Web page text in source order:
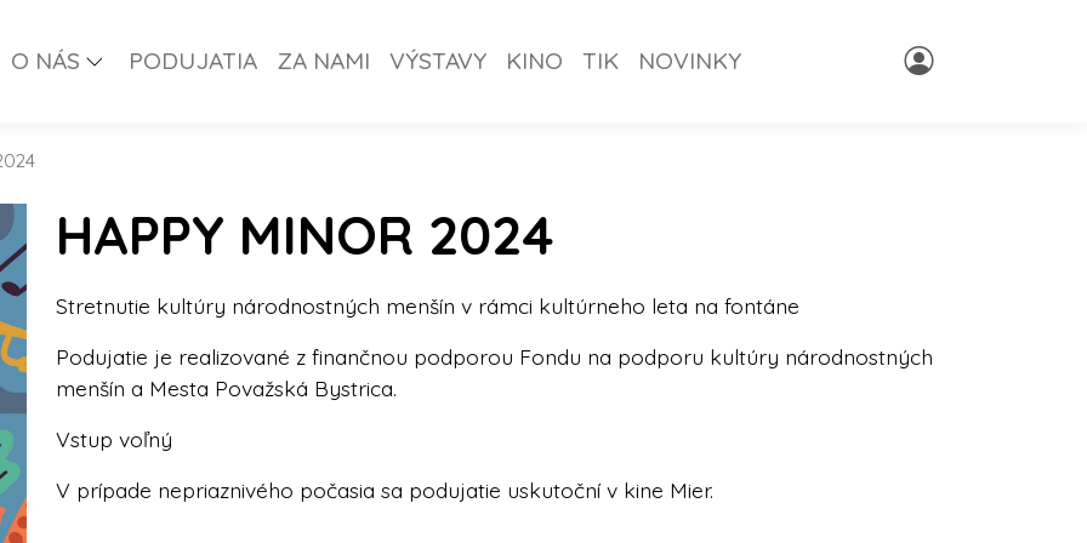
O NÁS PODUJATIA ZA NAMI VÝSTAVY KINO TIK NOVINKY
HAPPY MINOR 2024
Stretnutie kultúry národnostných menšín v rámci kultúrneho leta na fontáne
Podujatie je realizované z finančnou podporou Fondu na podporu kultúry národnostných
menšín a Mesta Považská Bystrica.
Vstup voľný
V prípade nepriaznivého počasia sa podujatie uskutoční v kine Mier.